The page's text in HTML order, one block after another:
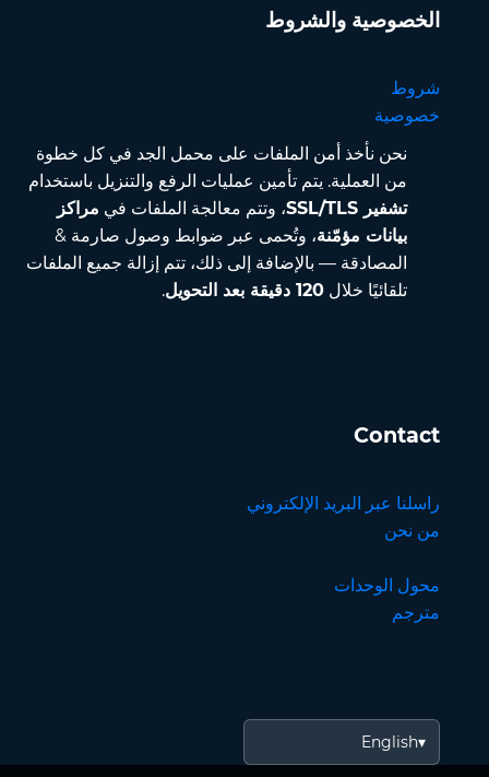
الخصوصية والشروط
شروط
خصوصية
نحن نأخذ أمن الملفات على محمل الجد في كل خطوة
من العملية. يتم تأمين عمليات الرفع والتنزيل باستخدام
تشفير SSL/TLS
، وتتم معالجة الملفات في مراكز
بيانات مؤمّنة، وتُحمى عبر ضوابط وصول صارمة &
المصادقة — بالإضافة إلى ذلك، تتم إزالة جميع الملفات
تلقائيًا خلال 120 دقيقة بعد التحويل .
Contact
راسلنا عبر البريد الإلكتروني
من نحن
محول الوحدات
مترجم
English